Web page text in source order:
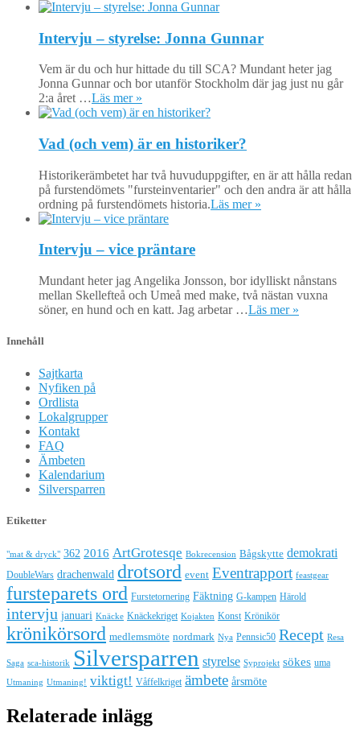
Intervju – styrelse: Jonna Gunnar
Vem är du och hur hittade du till SCA? Mundant heter jag
Jonna Gunnar och bor utanför Stockholm där jag just nu går
2:a året …Läs mer »
Vad (och vem) är en historiker?
Historikerämbetet har två huvuduppgifter, en är att hålla redan
på furstendömets "fursteinventarier" och den andra är att hålla
ordning på furstendömets historia.Läs mer »
Intervju – vice präntare
Mundant heter jag Angelika Jonsson, bor idylliskt nånstans
mellan Skellefteå och Umeå med make, två nästan vuxna
söner, en hund och en katt. Jag arbetar …Läs mer »
Innehåll
Sajtkarta
Nyfiken på
Ordlista
Lokalgrupper
Kontakt
FAQ
Ämbeten
Kalendarium
Silversparren
Etiketter
"mat & dryck" 362 2016 ArtGrotesqe Bokrecension Bågskytte demokrati
DoubleWars drachenwald drotsord event Eventrapport feastgear
fursteparets ord Furstetornering Fäktning G-kampen Härold
intervju januari Knäcke Knäckekriget Kojakten Konst Krönikör
krönikörsord medlemsmöte nordmark Nya Pennsic50 Recept Resa
Saga sca-historik Silversparren styrelse Syprojekt sökes uma
Utmaning Utmaning! viktigt! Våffelkriget ämbete årsmöte
Relaterade inlägg